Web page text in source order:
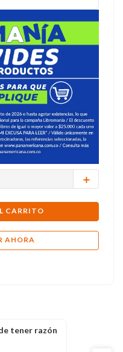
＋
CARRITO
AHORA
tener razón